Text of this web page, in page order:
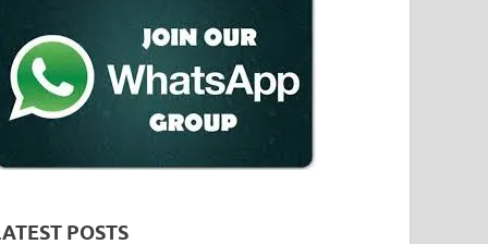
POSTS